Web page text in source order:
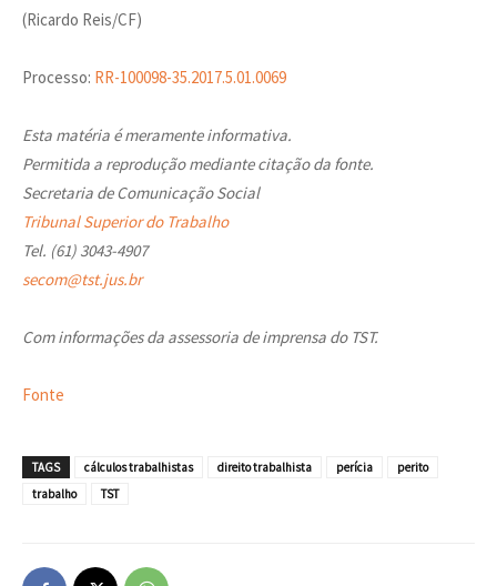
(Ricardo Reis/CF)
Processo: RR-100098-35.2017.5.01.0069
Esta matéria é meramente informativa.
Permitida a reprodução mediante citação da fonte.
Secretaria de Comunicação Social
Tribunal Superior do Trabalho
Tel. (61) 3043-4907
secom@tst.jus.br
Com informações da assessoria de imprensa do TST.
Fonte
TAGS cálculos trabalhistas direito trabalhista perícia
perito
trabalho
TST